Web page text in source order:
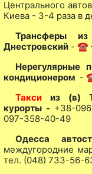
Центрального
Киева - 3-4 раза в
Трансферы из
Днестровский - ☎
Нерегулярные
кондиционером -
Такси из (в)
курорты - +38-
097-358-40-49
Одесса
междугородние
тел. (048) 733-56-